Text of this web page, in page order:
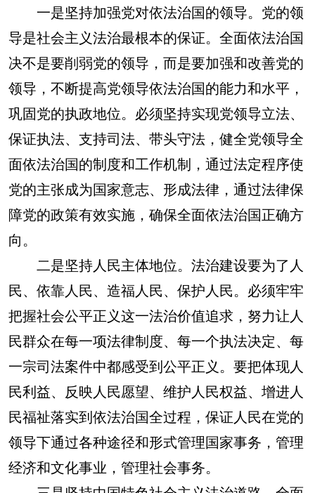
一是坚持加强党对依法治国的领导。 党的领
导是社会主义法治最根本的保证。全面依法治国
决不是要削弱党的领导，而是要加强和改善党的
领导，不断提高党领导依法治国的能力和水平，
巩固党的执政地位。必须坚持实现党领导立法、
保证执法、支持司法、带头守法，健全党领导全
面依法治国的制度和工作机制，通过法定程序使
党的主张成为国家意志、形成法律，通过法律保
障党的政策有效实施，确保全面依法治国正确方
向。
二是坚持人民主体地位。 法治建设要为了人
民、依靠人民、造福人民、保护人民。必须牢牢
把握社会公平正义这一法治价值追求，努力让人
民群众在每一项法律制度、每一个执法决定、每
一宗司法案件中都感受到公平正义。要把体现人
民利益、反映人民愿望、维护人民权益、增进人
民福祉落实到依法治国全过程，保证人民在党的
领导下通过各种途径和形式管理国家事务，管理
经济和文化事业，管理社会事务。